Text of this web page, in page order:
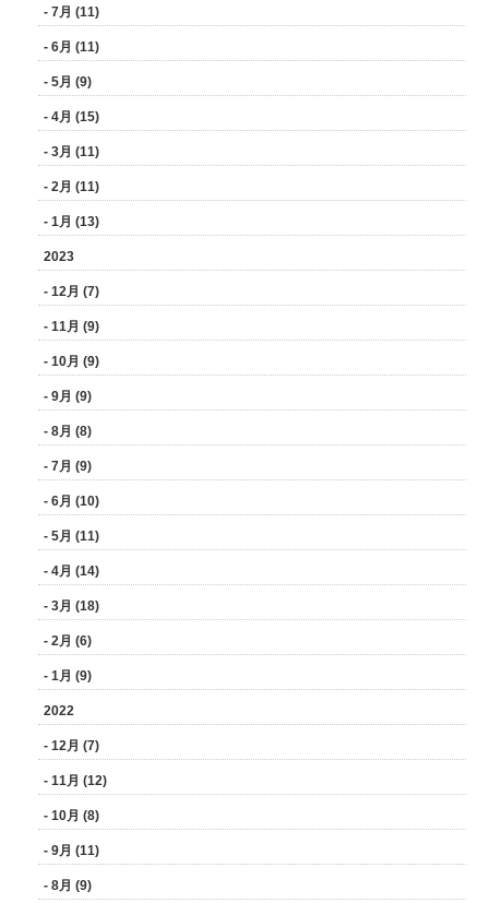
- 7月 (11)
- 6月 (11)
- 5月 (9)
- 4月 (15)
- 3月 (11)
- 2月 (11)
- 1月 (13)
2023
- 12月 (7)
- 11月 (9)
- 10月 (9)
- 9月 (9)
- 8月 (8)
- 7月 (9)
- 6月 (10)
- 5月 (11)
- 4月 (14)
- 3月 (18)
- 2月 (6)
- 1月 (9)
2022
- 12月 (7)
- 11月 (12)
- 10月 (8)
- 9月 (11)
- 8月 (9)